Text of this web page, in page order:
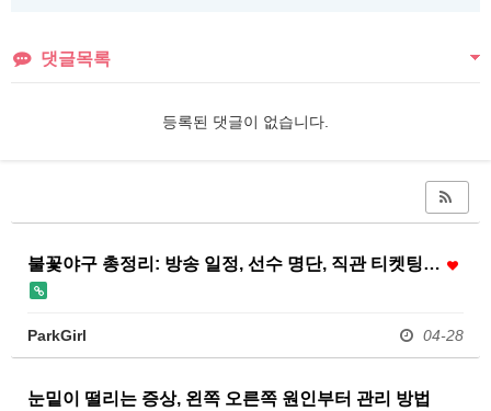
댓글목록
등록된 댓글이 없습니다.
불꽃야구 총정리: 방송 일정, 선수 명단, 직관 티켓팅…
ParkGirl 04-28
눈밑이 떨리는 증상, 왼쪽 오른쪽 원인부터 관리 방법